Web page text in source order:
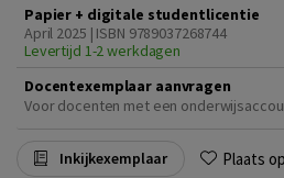
Papier + digitale studentlicentie
April 2025 | ISBN 9789037268744
Levertijd 1-2 werkdagen
Docentexemplaar aanvragen
Voor docenten met een
Inkijkexemplaar Plaats